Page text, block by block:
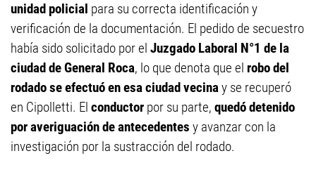
unidad policial para su correcta identificación y
verificación de la documentación. El pedido de secuestro
había sido solicitado por el Juzgado Laboral N°1 de la
ciudad de General Roca, lo que denota que el robo del
rodado se efectuó en esa ciudad vecinay se recuperó
en Cipolletti. El conductor por su parte, quedó detenido
por averiguación de antecedentes y avanzar con la
investigación por la sustracción del rodado.